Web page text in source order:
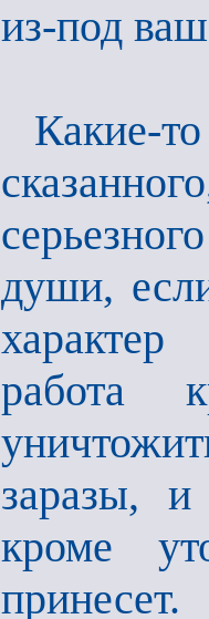
из-под
души,
работа
заразы, и
кроме